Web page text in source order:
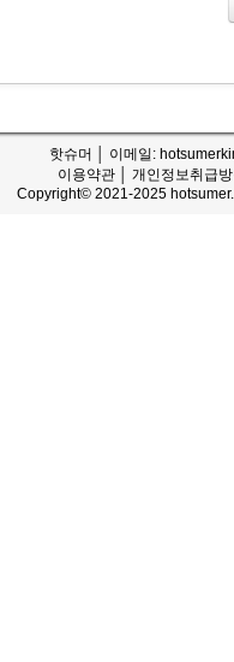
핫슈머 │ 이메일:
이용약관
개인정보취급방
Copyright© 2021-2025